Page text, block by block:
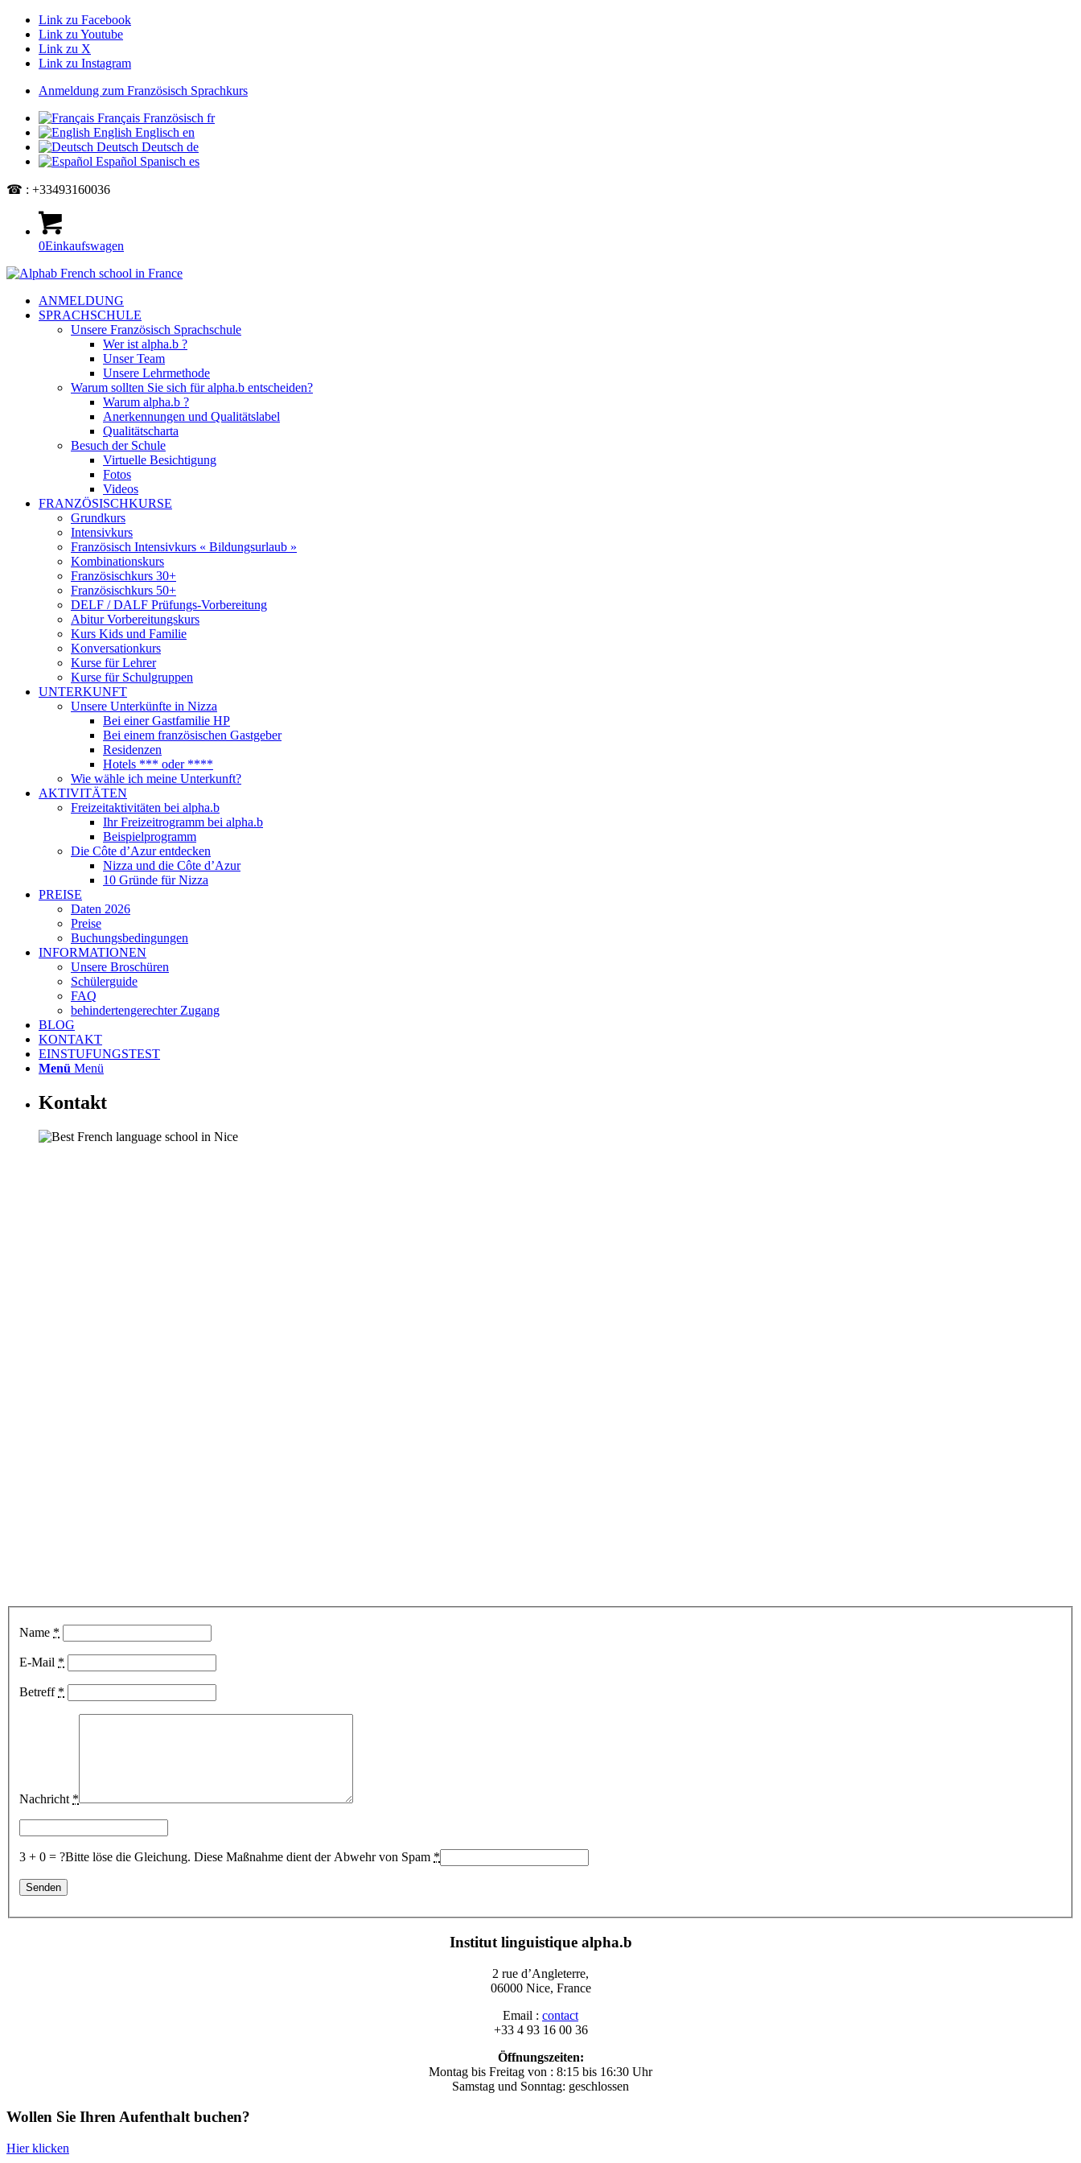
Link zu Facebook
Link zu Youtube
Link zu X
Link zu Instagram
Anmeldung zum Französisch Sprachkurs
Français Französisch fr
English Englisch en
Deutsch Deutsch de
Español Spanisch es
☎ : +33493160036
0Einkaufswagen
ANMELDUNG
SPRACHSCHULE
Unsere Französisch Sprachschule
Wer ist alpha.b ?
Unser Team
Unsere Lehrmethode
Warum sollten Sie sich für alpha.b entscheiden?
Warum alpha.b ?
Anerkennungen und Qualitätslabel
Qualitätscharta
Besuch der Schule
Virtuelle Besichtigung
Fotos
Videos
FRANZÖSISCHKURSE
Grundkurs
Intensivkurs
Französisch Intensivkurs « Bildungsurlaub »
Kombinationskurs
Französischkurs 30+
Französischkurs 50+
DELF / DALF Prüfungs-Vorbereitung
Abitur Vorbereitungskurs
Kurs Kids und Familie
Konversationkurs
Kurse für Lehrer
Kurse für Schulgruppen
UNTERKUNFT
Unsere Unterkünfte in Nizza
Bei einer Gastfamilie HP
Bei einem französischen Gastgeber
Residenzen
Hotels *** oder ****
Wie wähle ich meine Unterkunft?
AKTIVITÄTEN
Freizeitaktivitäten bei alpha.b
Ihr Freizeitrogramm bei alpha.b
Beispielprogramm
Die Côte d’Azur entdecken
Nizza und die Côte d’Azur
10 Gründe für Nizza
PREISE
Daten 2026
Preise
Buchungsbedingungen
INFORMATIONEN
Unsere Broschüren
Schülerguide
FAQ
behindertengerechter Zugang
BLOG
KONTAKT
EINSTUFUNGSTEST
Menü Menü
Kontakt
Name *
E-Mail *
Betreff *
Nachricht *
3 + 0 = ?Bitte löse die Gleichung. Diese Maßnahme dient der Abwehr von Spam *
Institut linguistique alpha.b
2 rue d’Angleterre,
06000 Nice, France
Email : contact
+33 4 93 16 00 36
Öffnungszeiten:
Montag bis Freitag von : 8:15 bis 16:30 Uhr
Samstag und Sonntag: geschlossen
Wollen Sie Ihren Aufenthalt buchen?
Hier klicken